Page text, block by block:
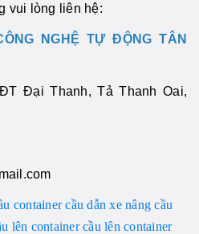
vui lòng liên hệ:
NGHỆ TỰ ĐỘNG TÂN
Đại Thanh, Tả Thanh Oai,
container cầu dẫn xe nâng cầu
lên container cầu lên container